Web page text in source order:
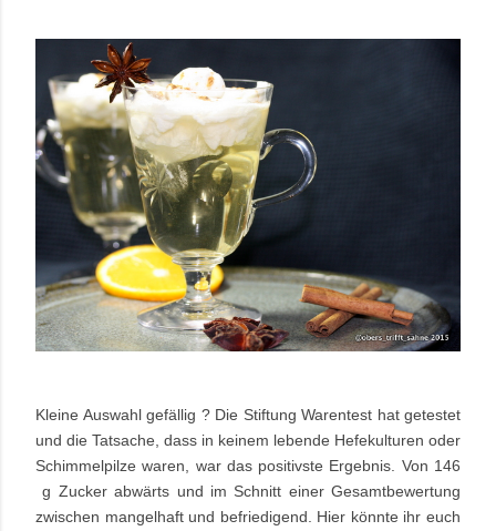
Kleine Auswahl gefällig ? Die Stiftung Warentest hat getestet
und die Tatsache, dass in keinem lebende Hefekulturen oder
Schimmelpilze waren, war das positivste Ergebnis. Von 146
g Zucker abwärts und im Schnitt einer Gesamtbewertung
zwischen mangelhaft und befriedigend. Hier könnte ihr euch